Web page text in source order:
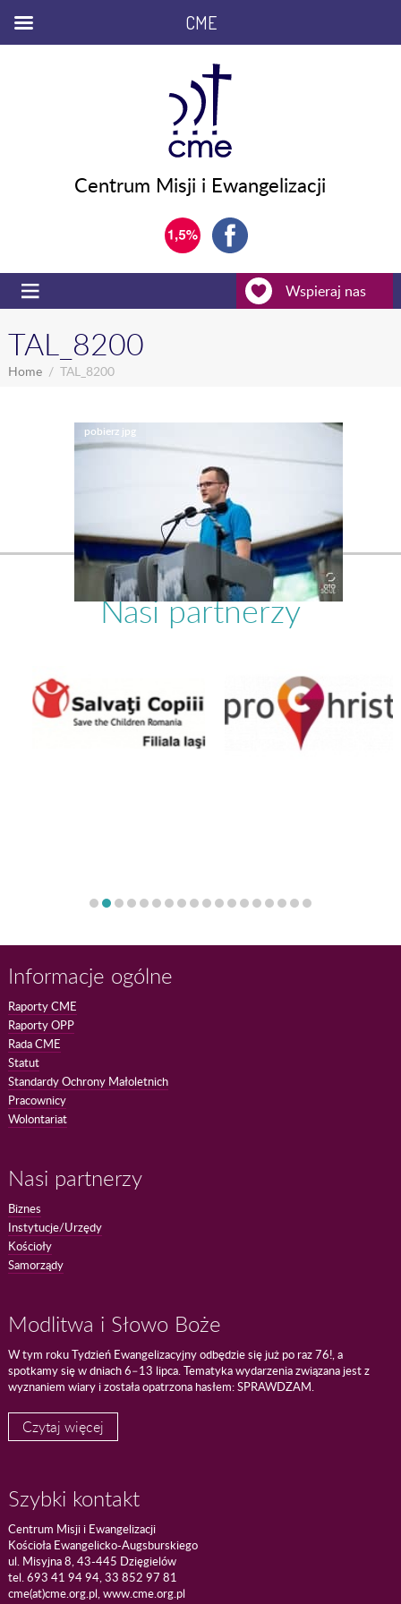
Centrum Misji i Ewangelizacji
Wspieraj nas
TAL_8200
Home TAL_8200
Nasi partnerzy
Informacje ogólne
Raporty CME
Raporty OPP
Rada CME
Statut
Standardy Ochrony Małoletnich
Pracownicy
Wolontariat
Nasi partnerzy
Biznes
Instytucje/Urzędy
Kościoły
Samorządy
Modlitwa i Słowo Boże
W tym roku Tydzień Ewangelizacyjny odbędzie się już po raz 76!, a
spotkamy się w dniach 6–13 lipca. Tematyka wydarzenia związana jest z
wyznaniem wiary i została opatrzona hasłem: SPRAWDZAM.
Czytaj więcej
Szybki kontakt
Centrum Misji i Ewangelizacji
Kościoła Ewangelicko-Augsburskiego
ul. Misyjna 8, 43-445 Dzięgielów
tel. 693 41 94 94, 33 852 97 81
cme(at)cme.org.pl, www.cme.org.pl
CME